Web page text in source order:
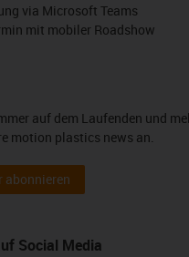
via Microsoft Teams
mit mobiler Roadshow
auf dem Laufenden und
motion plastics news an.
abonnieren
Social Media